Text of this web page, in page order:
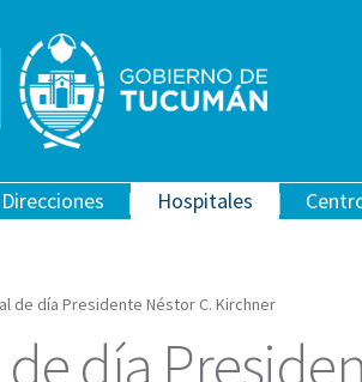
Direcciones Hospitales
de día Presidente Néstor C. Kirchner
día